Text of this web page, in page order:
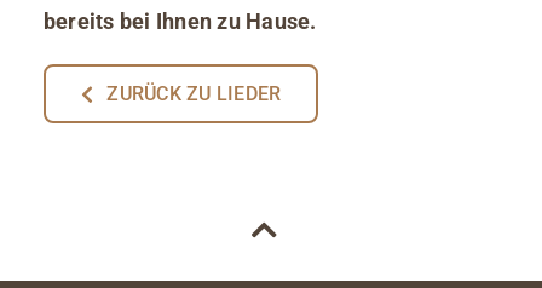
bereits bei Ihnen zu Hause.
ZURÜCK ZU LIEDER